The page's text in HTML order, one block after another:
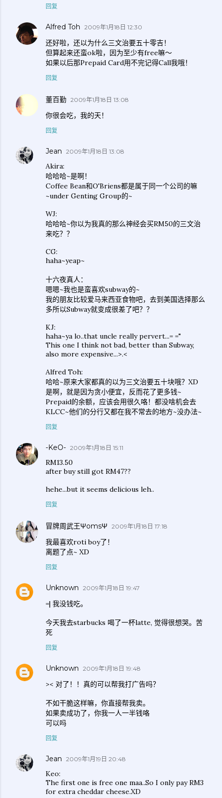
回复
Alfred Toh 2009年1月18日 12:30
还好啦，还以为什么三文治要五十零吉！
但算起来还蛮ok啦，因为至少有free嘛～
如果以后那Prepaid Card用不完记得Call我哦！
回复
董百勤 2009年1月18日 13:08
你很会吃，我的天！
回复
Jean 2009年1月18日 13:08
Akira:
哈哈哈~是啊！
Coffee Bean和O'Briens都是属于同一个公司的嘛
~under Genting Group的~
WJ:
哈哈哈~你以为我真的那么神经会买RM50的三文治
来吃？？
CG:
haha~yeap~
十六夜真人：
嗯嗯~我也是蛮喜欢subway的~
我的朋友比较爱马来西亚食物吧，去到美国选择那么
多所以Subway就变成很差了吧？？
KJ:
haha~ya lo..that uncle really pervert...= ="
This one I think not bad, better than Subway,
also more expensive...>.<
Alfred Toh:
哈哈~原来大家都真的以为三文治要五十块哦？XD
是啊，就是因为贪小便宜，反而花了更多钱~
Prepaid的余额，应该会用很久咯！都没啥机会去
KLCC~他们的分行又都在我不常去的地方~没办法~
回复
-KeO- 2009年1月18日 15:11
RM13.50
after buy still got RM47??
hehe...but it seems delicious leh..
回复
冒牌周武王ΨomsΨ 2009年1月18日 17:18
我最喜欢roti boy了！
离题了点~ XD
回复
Unknown 2009年1月18日 19:47
=| 我没钱吃。
今天我去starbucks 喝了一杯latte, 觉得很想哭。苦
死
回复
Unknown 2009年1月18日 19:48
>< 对了！！真的可以帮我打广告吗？
不如干脆这样嘛，你直接帮我卖。
如果卖成功了，你我一人一半钱咯
可以吗
回复
Jean 2009年1月19日 20:48
Keo:
The first one is free one maa..So I only pay RM3
for extra cheddar cheese.XD